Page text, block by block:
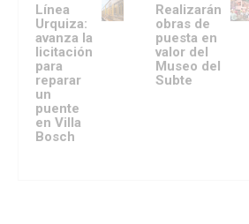
Línea
Urquiza:
avanza la
licitación
para
reparar
un
puente
en Villa
Bosch
Realizarán
obras de
puesta en
valor del
Museo del
Subte